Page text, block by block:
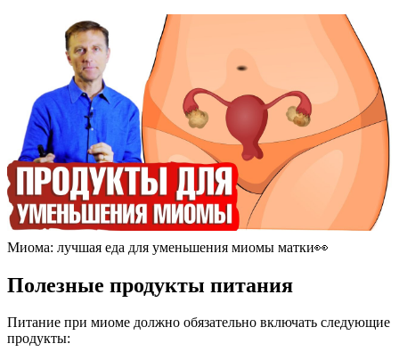
Миома: лучшая еда для уменьшения миомы матки👀
Полезные продукты питания
Питание при миоме должно обязательно включать следующие
продукты: